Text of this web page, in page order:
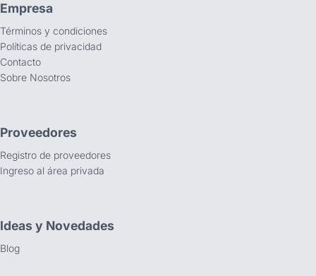
Empresa
Términos y condiciones
Políticas de privacidad
Contacto
Sobre Nosotros
Proveedores
Registro de proveedores
Ingreso al área privada
Ideas y Novedades
Blog